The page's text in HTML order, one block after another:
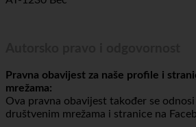
Parttartgasse 23
Autorsko pravo i odgovornost
Pravna obavijest za naše profile i
mrežama:
Ova pravna obavijest također se